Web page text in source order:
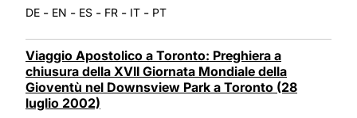
DE - EN - ES - FR - IT - PT
Viaggio Apostolico a Toronto: Preghiera a
chiusura della XVII Giornata Mondiale della
Gioventù nel Downsview Park a Toronto (28
luglio 2002)